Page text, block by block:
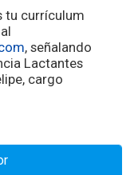
tu currículum
, señalando
Lactantes
cargo